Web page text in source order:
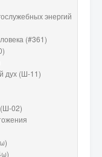
энергий
(#361)
дух (Ш-11)
02)